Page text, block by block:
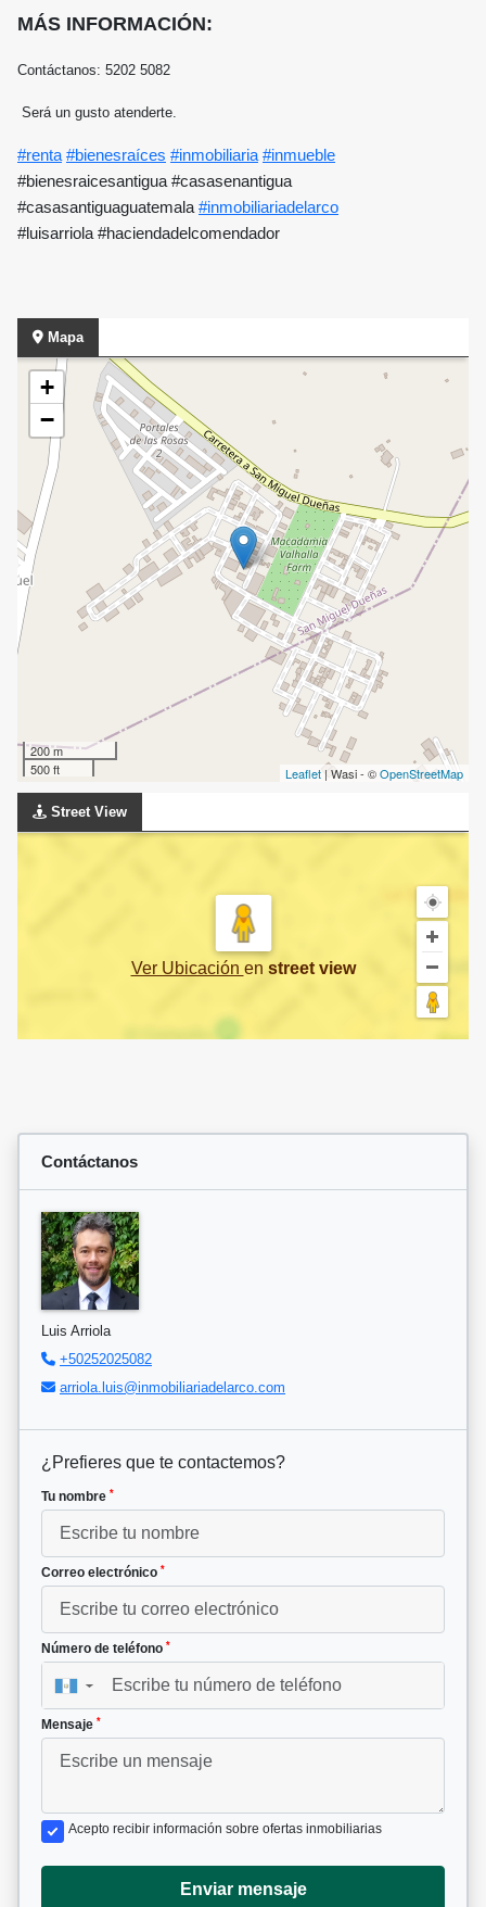
MÁS INFORMACIÓN:
Contáctanos: 5202 5082
Será un gusto atenderte.
#renta #bienesraíces #inmobiliaria #inmueble
#bienesraicesantigua #casasenantigua
#casasantiguaguatemala #inmobiliariadelarco
#luisarriola #haciendadelcomendador
Mapa
+
−
200 m
500 ft
Leaflet | Wasi - ©OpenStreetMap
Street View
Ver Ubicación en street view
Contáctanos
Luis Arriola
+50252025082
arriola.luis@inmobiliariadelarco.com
¿Prefieres que te contactemos?
Tu nombre *
Correo electrónico *
Número de teléfono *
▼
Mensaje *
Acepto recibir información sobre ofertas inmobiliarias
Enviar mensaje